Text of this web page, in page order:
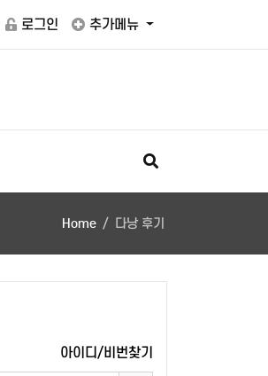
로그인 추가메뉴
Home 다낭 후기
아이디/비번찾기